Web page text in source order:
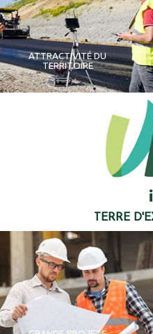
ATTRACTIVITÉ DU
TERRITOIRE
TERRE